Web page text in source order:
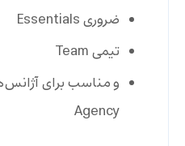
ضروری Essentials
تیمی Team
و مناسب برای
Agency